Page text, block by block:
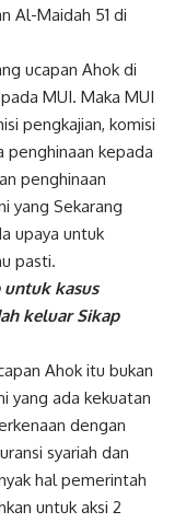
Al-Maidah 51 di
ucapan Ahok di
MUI. Maka MUI
pengkajian, komisi
penghinaan kepada
penghinaan
yang Sekarang
upaya untuk
pasti.
untuk kasus
keluar Sikap
Ahok itu bukan
yang ada kekuatan
dengan
syariah dan
hal pemerintah
untuk aksi 2